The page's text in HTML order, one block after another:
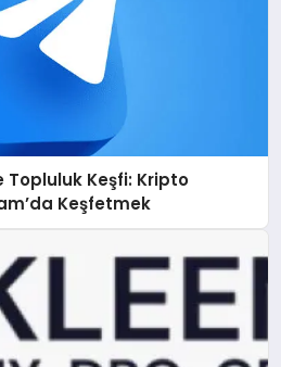
Topluluk Keşfi: Kripto
Keşfetmek